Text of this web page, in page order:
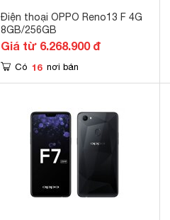
Điện thoại OPPO Reno13 F 4G
8GB/256GB
Giá từ 6.268.900 đ
Có 16 nơi bán